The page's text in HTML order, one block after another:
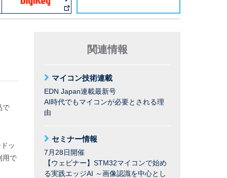
で
ッ
用で
関連情報
マイコン技術連載
EDN Japan連載最新号
AI時代でもマイコンが必要とされる理
由
セミナー情報
7月28日開催
【ウェビナー】STM32マイコンで始め
る実践エッジAI ～画像認識を中心とし